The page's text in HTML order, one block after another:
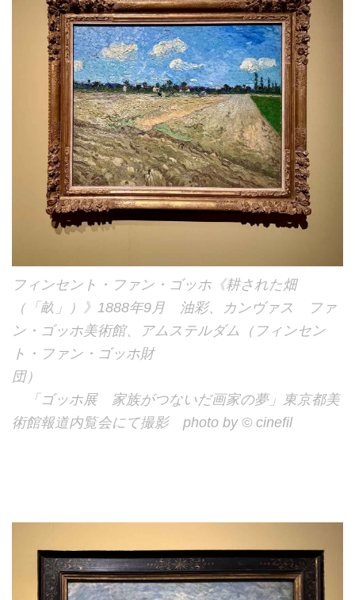
フィンセント・ファン・ゴッホ《耕された畑
（「畝」）》1888年9月 油彩、カンヴァス ファ
ン・ゴッホ美術館、アムステルダム（フィンセン
ト・ファン・ゴッホ財
団）
「ゴッホ展 家族がつないだ画家の夢」東京都美
術館報道内覧会にて撮影 photo by © cinefil